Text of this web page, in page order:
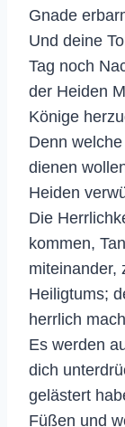
Gnade
Und deine
Tag noch
der Heiden
Könige
Denn
dienen
Heiden
Die
kommen,
miteinander,
Heiligtums;
herrlich
Es werden
dich
gelästert
Füßen und